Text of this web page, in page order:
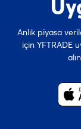
Anlık piyasa
için YFTRADE